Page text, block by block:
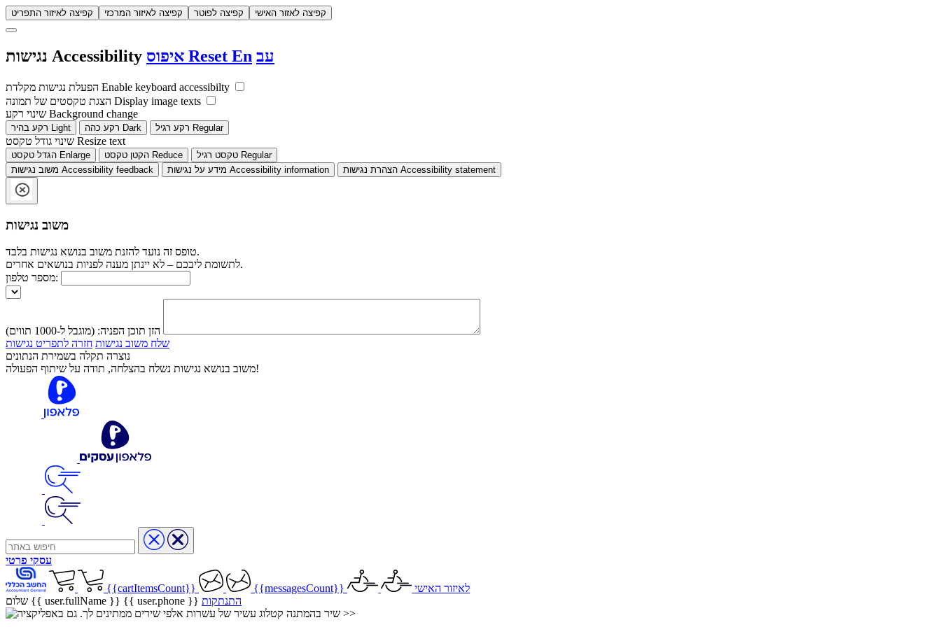
קפיצה לאיזור התפריט קפיצה לאיזור המרכזי קפיצה לפוטר קפיצה לאזור האישי
Accessibility Reset En עב
Enable keyboard accessibilty
Display image texts
Background change
Light Dark Regular
Resize text
Enlarge Reduce
Regular
Accessibility feedback Accessibility information Accessibility statement
משוב נגישות
טופס זה נועד להזנת משוב בנושא נגישות בלבד.
לתשומת ליבכם – לא יינתן מענה לפניות בנושאים אחרים.
מספר טלפון:
הזן תוכן הפניה: (מוגבל ל-1000 תווים)
שלח משוב נגישות חזרה לתפריט נגישות
נוצרה תקלה בשמירת הנתונים
משוב בנושא נגישות נשלח בהצלחה, תודה על שיתוף הפעולה!
עסקי פרטי
{{cartItemsCount}} {{messagesCount}}
לאיזור האישי
שלום {{ user.fullName }} {{ user.phone }} התנתקות